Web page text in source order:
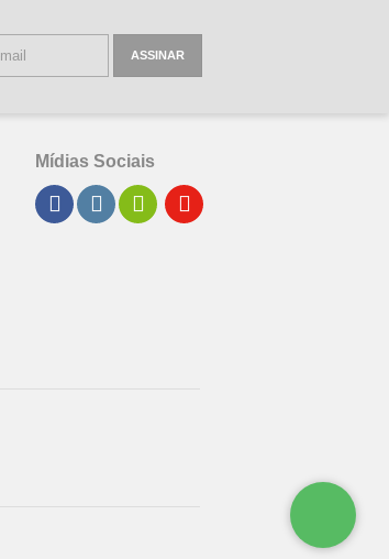
ASSINAR
Mídias Sociais